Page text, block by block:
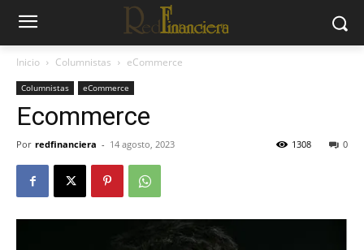
Inicio Columnistas eCommerce
Columnistas eCommerce
Ecommerce
Por redfinanciera - 14 agosto, 2023 0
1308